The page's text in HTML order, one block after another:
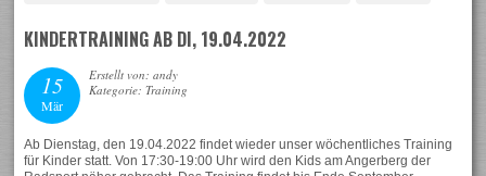
KINDERTRAINING AB DI, 19.04.2022
15
Mär
Erstellt von: andy
Kategorie: Training
Ab Dienstag, den 19.04.2022 findet wieder unser wöchentliches Training
für Kinder statt. Von 17:30-19:00 Uhr wird den Kids am Angerberg der